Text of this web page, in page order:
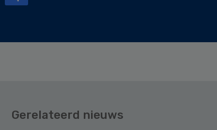
Gerelateerd nieuws